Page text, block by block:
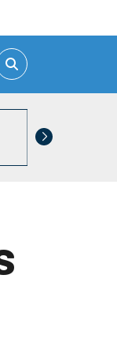
Lun. a Vie. | 21